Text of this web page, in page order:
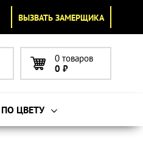
ВЫЗВАТЬ ЗАМЕРЩИКА
0 товаров
0 ₽
ПО ЦВЕТУ